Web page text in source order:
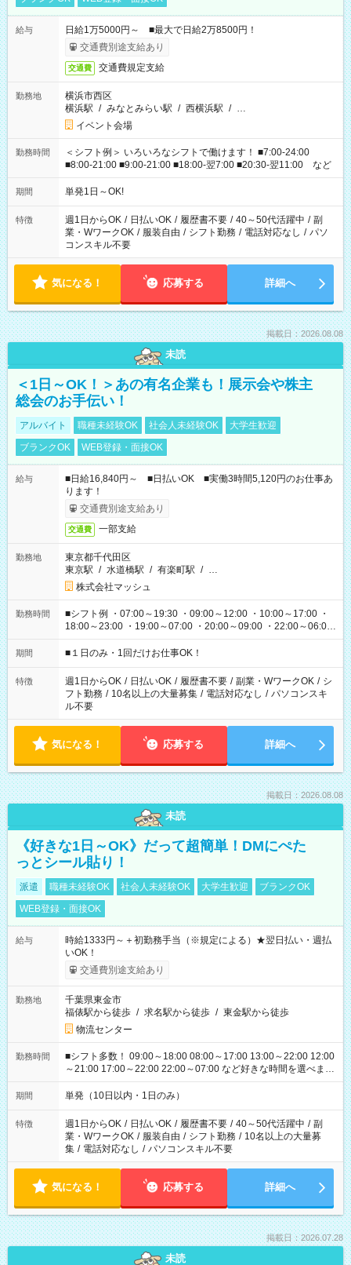
給与
日給1万5000円～ ■最大で日給2万8500円！
交通費別途支給あり
交通費 交通費規定支給
勤務地
横浜市西区
横浜駅 / みなとみらい駅 / 西横浜駅 / …
イベント会場
勤務時間
＜シフト例＞ いろいろなシフトで働けます！ ■7:00-24:00
■8:00-21:00 ■9:00-21:00 ■18:00-翌7:00 ■20:30-翌11:00 など
期間 単発1日～OK!
特徴 週1日からOK / 日払いOK / 履歴書不要 / 40～50代活躍中 / 副
業・WワークOK / 服装自由 / シフト勤務 / 電話対応なし / パソ
コンスキル不要
気になる！ 応募する 詳細へ
掲載日：2026.08.08
未読
＜1日～OK！＞あの有名企業も！展示会や株主
総会のお手伝い！
アルバイト 職種未経験OK 社会人未経験OK
大学生歓迎
ブランクOK
WEB登録・面接OK
給与
■日給16,840円～ ■日払いOK ■実働3時間5,120円のお仕事あ
ります！
交通費別途支給あり
交通費 一部支給
勤務地
東京都千代田区
東京駅 / 水道橋駅 / 有楽町駅 / …
株式会社マッシュ
勤務時間
■シフト例 ・07:00～19:30 ・09:00～12:00 ・10:00～17:00 ・
18:00～23:00 ・19:00～07:00 ・20:00～09:00 ・22:00～06:00
etc ★最短で3時間で5,120円のお仕事から 15時間で2万円近く稼
げるお仕事も！ ご希望のお時間に合わせてご紹介！ ※シフトは
ください！
期間 ■１日のみ・1回だけお仕事OK！
特徴 週1日からOK / 日払いOK / 履歴書不要 / 副業・WワークOK / シ
フト勤務 / 10名以上の大量募集 / 電話対応なし / パソコンスキ
ル不要
気になる！ 応募する 詳細へ
掲載日：2026.08.08
未読
《好きな1日～OK》だって超簡単！DMにぺた
っとシール貼り！
派遣 職種未経験OK 社会人未経験OK 大学生歓迎
ブランクOK
WEB登録・面接OK
給与
時給1333円～＋初勤務手当（※規定による）★翌日払い・週払
いOK！
交通費別途支給あり
勤務地
千葉県東金市
福俵駅から徒歩 / 求名駅から徒歩 / 東金駅から徒歩
物流センター
勤務時間
■シフト多数！ 09:00～18:00 08:00～17:00 13:00～22:00 12:00
～21:00 17:00～22:00 22:00～07:00 など好きな時間を選べま
す！
期間 単発（10日以内・1日のみ）
特徴 週1日からOK / 日払いOK / 履歴書不要 / 40～50代活躍中 / 副
業・WワークOK / 服装自由 / シフト勤務 / 10名以上の大量募
集 / 電話対応なし / パソコンスキル不要
気になる！ 応募する 詳細へ
掲載日：2026.07.28
未読